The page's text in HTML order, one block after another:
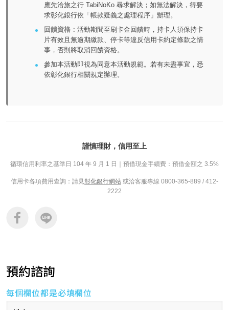
應先洽旅之行 TabiNoKo 尋求解決；如無法解決，得要
求彰化銀行依「帳款疑義之處理程序」辦理。
回饋資格： 活動期間至刷卡金回饋時，持卡人須保持卡
片有效且無逾期繳款、停卡等違反信用卡約定條款之情
事，否則將取消回饋資格。
參加本活動即視為同意本活動規範。若有未盡事宜，悉
依彰化銀行相關規定辦理。
謹慎理財，信用至上
循環信用利率之基準日 104 年 9 月 1 日｜預借現金手續費：預借金額之 3.5%
信用卡各項費用查詢：請見彰化銀行網站 或洽客服專線 0800-365-889 / 412-
2222
預約諮詢
每個欄位都是必填欄位